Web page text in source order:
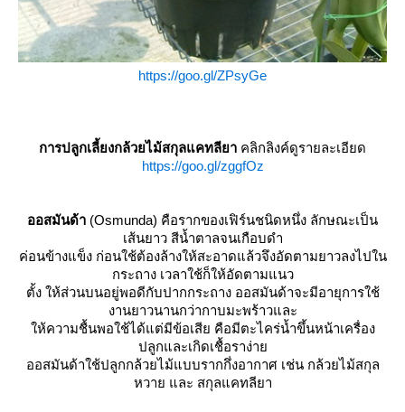
https://goo.gl/ZPsyGe
การปลูกเลี้ยงกล้วยไม้สกุลแคทลียา คลิกลิงค์ดูรายละเอียด
https://goo.gl/zggfOz
ออสมันด้า (Osmunda) คือรากของเฟิร์นชนิดหนึ่ง ลักษณะเป็น
เส้นยาว สีน้ำตาลจนเกือบดำ
ค่อนข้างแข็ง ก่อนใช้ต้องล้างให้สะอาดแล้วจึงอัดตามยาวลงไปใน
กระถาง เวลาใช้ก็ให้อัดตามแนว
ตั้ง ให้ส่วนบนอยู่พอดีกับปากกระถาง ออสมันด้าจะมีอายุการใช้
งานยาวนานกว่ากาบมะพร้าวและ
ห้ความชื้นพอใช้ได้แต่มีข้อเสีย คือมีตะไคร่น้ำขึ้นหน้าเครื่อง
ปลูกและเกิดเชื้อราง่า
ออสมันด้าใช้ปลูกกล้วยไม้แบบรากกึ่งอากาศ เช่น กล้วยไม้สกุล
หวาย และ สกุลแคทลียา